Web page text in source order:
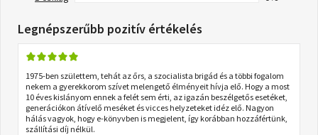
Legnépszerűbb pozitív értékelés
1975-ben születtem, tehát az őrs, a szocialista brigád és a többi fogalom
nekem a gyerekkorom szívet melengető élményeit hívja elő. Hogy a most
10 éves kislányom ennek a felét sem érti, az igazán beszélgetős esetéket,
generációkon átívelő meséket és vicces helyzeteket idéz elő. Nagyon
hálás vagyok, hogy e-könyvben is megjelent, így korábban hozzáfértünk,
szállítási díj nélkül.